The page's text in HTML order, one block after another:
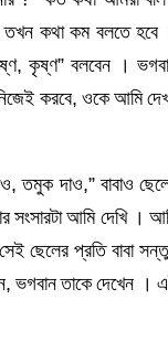
তখন কথা কম বলতে হবে
কৃষ্ণ” বলবেন ।
করবে, ওকে আমি
তমুক দাও,” বাবাও
সংসারটা আমি দেখি ।
ছেলের প্রতি বাবা
ভগবান তাকে দেখেন ।